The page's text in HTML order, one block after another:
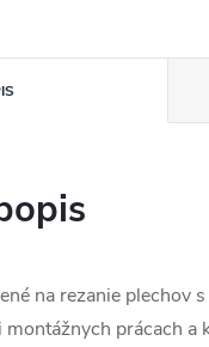
na rezanie plechov
prácach a